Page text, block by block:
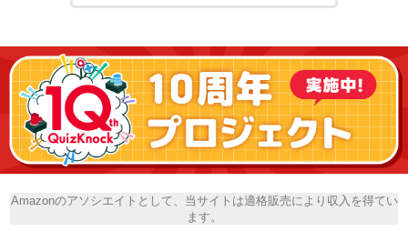
Amazonのアソシエイトとして、当サイトは適格販売により収入を得てい
ます。